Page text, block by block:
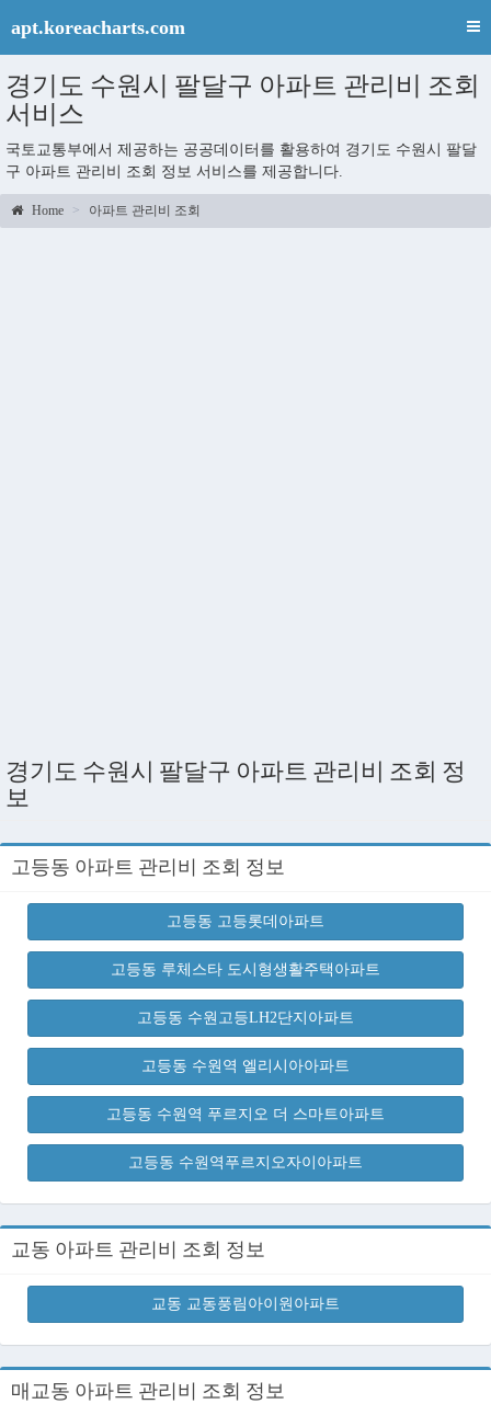
apt.koreacharts.com
경기도 수원시 팔달구 아파트 관리비 조회
서비스
국토교통부에서 제공하는 공공데이터를 활용하여 경기도 수원시 팔달
구 아파트 관리비 조회 정보 서비스를 제공합니다.
Home 아파트 관리비 조회
경기도 수원시 팔달구 아파트 관리비 조회 정
보
고등동 아파트 관리비 조회 정보
고등동 고등롯데아파트
고등동 루체스타 도시형생활주택아파트
고등동 수원고등LH2단지아파트
고등동 수원역 엘리시아아파트
고등동 수원역 푸르지오 더 스마트아파트
고등동 수원역푸르지오자이아파트
교동 아파트 관리비 조회 정보
교동 교동풍림아이원아파트
매교동 아파트 관리비 조회 정보